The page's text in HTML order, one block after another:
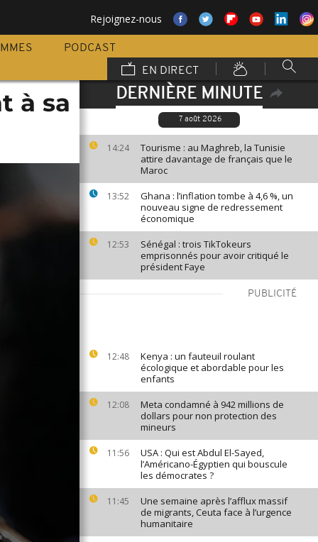
Rejoignez-nous
PODCAST
EN DIRECT
DERNIÈRE MINUTE
7 août 2026
14:24
Tourisme : au Maghreb, la Tunisie
attire davantage de français que le
Maroc
13:52
Ghana : l’inflation tombe à 4,6 %, un
nouveau signe de redressement
économique
12:53
Sénégal : trois TikTokeurs
emprisonnés pour avoir critiqué le
président Faye
PUBLICITÉ
12:48
Kenya : un fauteuil roulant
écologique et abordable pour les
enfants
12:08
Meta condamné à 942 millions de
dollars pour non protection des
mineurs
11:56
USA : Qui est Abdul El-Sayed,
l’Américano-Égyptien qui bouscule
les démocrates ?
11:45
Une semaine après l’afflux massif
de migrants, Ceuta face à l’urgence
humanitaire
à sa